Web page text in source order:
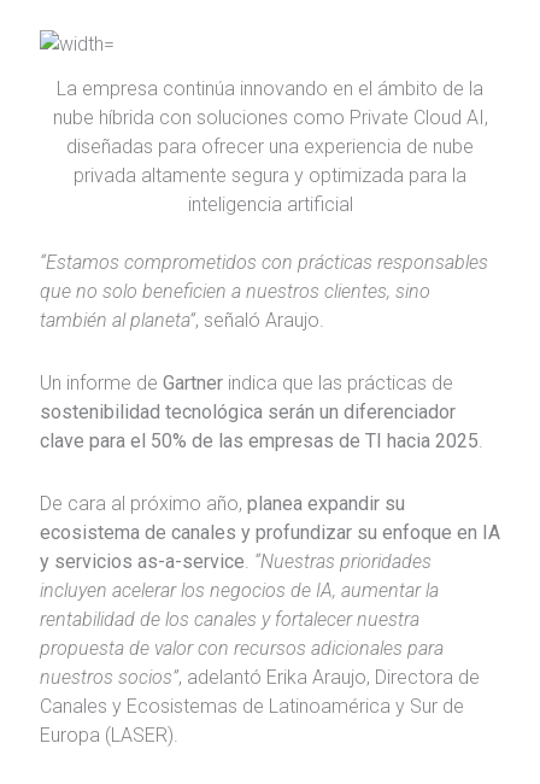
La empresa continúa innovando en el ámbito de la
nube híbrida con soluciones como Private Cloud AI,
diseñadas para ofrecer una experiencia de nube
privada altamente segura y optimizada para la
inteligencia artificial
“Estamos comprometidos con prácticas responsables
que no solo beneficien a nuestros clientes, sino
también al planeta”, señaló Araujo.
Un informe de Gartnerindica que las prácticas de
sostenibilidad tecnológica serán un diferenciador
clave para el 50% de las empresas de TI hacia 2025.
De cara al próximo año, planea expandir su
ecosistema de canales y profundizar su enfoque en IA
y servicios as-a-service. “Nuestras prioridades
incluyen acelerar los negocios de IA, aumentar la
rentabilidad de los canales y fortalecer nuestra
propuesta de valor con recursos adicionales para
nuestros socios”, adelantó Erika Araujo, Directora de
Canales y Ecosistemas de Latinoamérica y Sur de
Europa (LASER).